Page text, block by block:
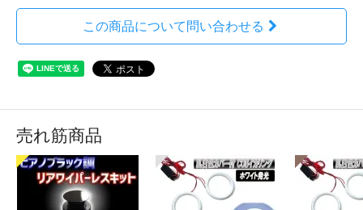
この商品について問い合わせる
売れ筋商品